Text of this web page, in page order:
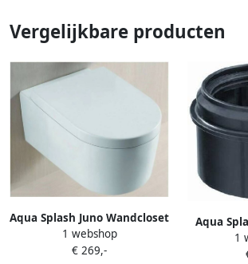
Vergelijkbare producten
Aqua Splash Juno Wandcloset
Met Diepspoel Zitting Wit
1 webshop
€ 269,-
Aqua
1